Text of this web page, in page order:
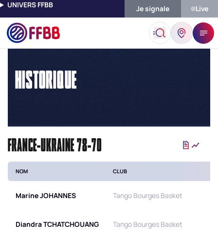
UNIVERS FFBB Je signale Live
Accueil Historique
HISTORIQUE
FRANCE-UKRAINE 78-70
NOM CLUB
MarineJOHANNES Tango Bourges Basket
DiandraTCHATCHOUANG Tango Bourges Basket